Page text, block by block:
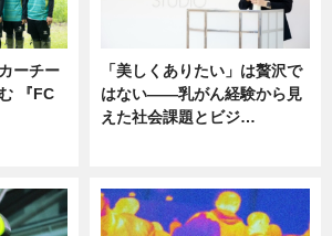
ーチー
『FC
「美しくありたい」は贅沢で
はない――乳がん経験から見
えた社会課題とビジ…